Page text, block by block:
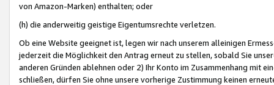
von Amazon-Marken) enthalten; oder
(h) die anderweitig geistige Eigentumsrechte verletzen.
Ob eine Website geeignet ist, legen wir nach unserem alleinigen
jederzeit die Möglichkeit den Antrag erneut zu stellen, sobald Sie
anderen Gründen ablehnen oder 2) Ihr Konto im Zusammenhang mit
schließen, dürfen Sie ohne unsere vorherige Zustimmung keinen